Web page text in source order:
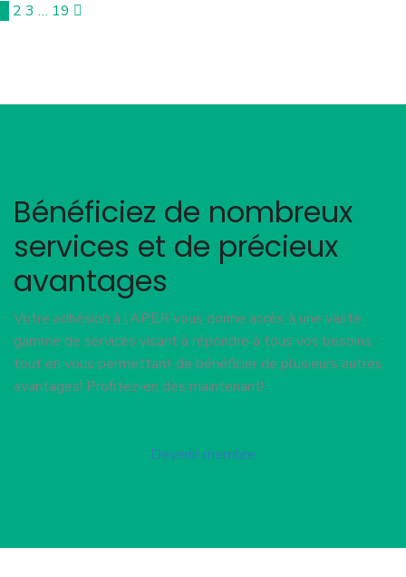
2 3 … 19
Bénéficiez de nombreux
services et de précieux
avantages
Votre adhésion à l’APER vous donne accès à une vaste
gamme de services visant à répondre à tous vos besoins,
tout en vous permettant de bénéficier de plusieurs autres
avantages! Profitez-en dès maintenant!
Devenir membre